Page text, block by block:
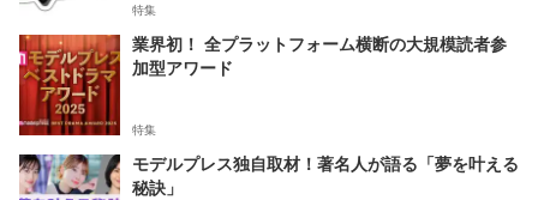
特集
業界初！ 全プラットフォーム横断の大規模読者参
加型アワード
特集
モデルプレス独自取材！著名人が語る「夢を叶える
秘訣」